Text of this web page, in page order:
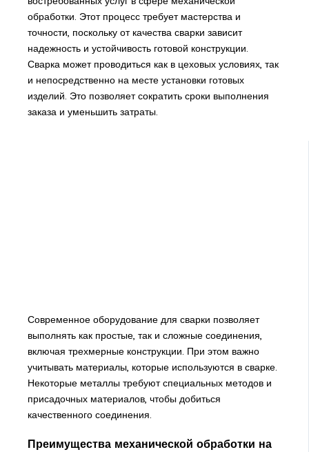
обработки. Этот процесс требует мастерства и
точности, поскольку от качества сварки зависит
надежность и устойчивость готовой конструкции.
Сварка может проводиться как в цеховых условиях, так
и непосредственно на месте установки готовых
изделий. Это позволяет сократить сроки выполнения
заказа и уменьшить затраты.
Современное оборудование для сварки позволяет
выполнять как простые, так и сложные соединения,
включая трехмерные конструкции. При этом важно
учитывать материалы, которые используются в сварке.
Некоторые металлы требуют специальных методов и
присадочных материалов, чтобы добиться
качественного соединения.
Преимущества механической обработки на